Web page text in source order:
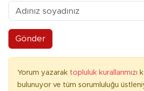
Gönder
Yorum yazarak topluluk kurallarımızı
bulunuyor ve tüm sorumluluğu